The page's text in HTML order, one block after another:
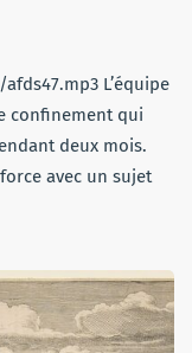
L’équipe
confinement qui
deux mois.
avec un sujet